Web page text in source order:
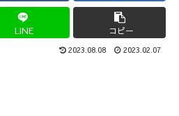
LINE コピー
2023.08.08 2023.02.07